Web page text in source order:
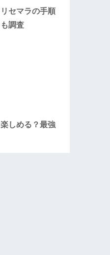
セマラの手順
調査
しめる？最強